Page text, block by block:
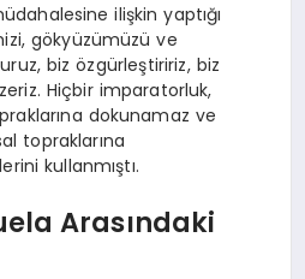
ilişkin yaptığı
gökyüzümüzü ve
biz özgürleştiririz, biz
Hiçbir imparatorluk,
dokunamaz ve
topraklarına
kullanmıştı.
Arasındaki